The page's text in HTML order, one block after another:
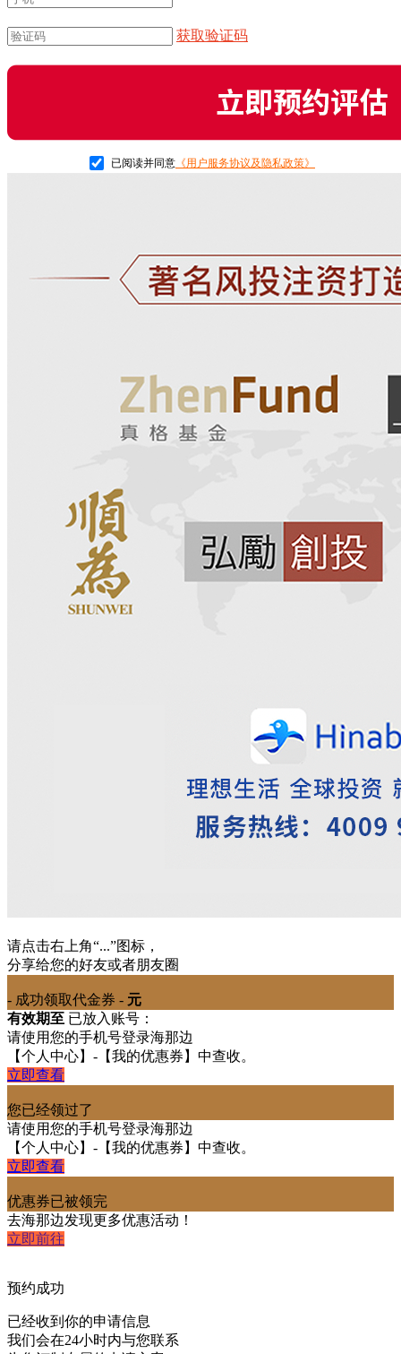
获取验证码
已阅读并同意 《用户服务协议及隐私政策》
请点击右上角“...”图标，
分享给您的好友或者朋友圈
- 成功领取代金券 - 元
有效期至 已放入账号：
请使用您的手机号登录海那边
【个人中心】-【我的优惠券】中查收。
立即查看
您已经领过了
请使用您的手机号登录海那边
【个人中心】-【我的优惠券】中查收。
立即查看
优惠券已被领完
去海那边发现更多优惠活动！
立即前往
预约成功
已经收到你的申请信息
我们会在24小时内与您联系